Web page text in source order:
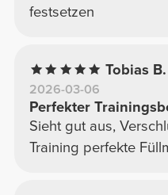
festsetzen
Tobias B.
2026-03-06
Perfekter
Sieht gut aus,
Training perfekte